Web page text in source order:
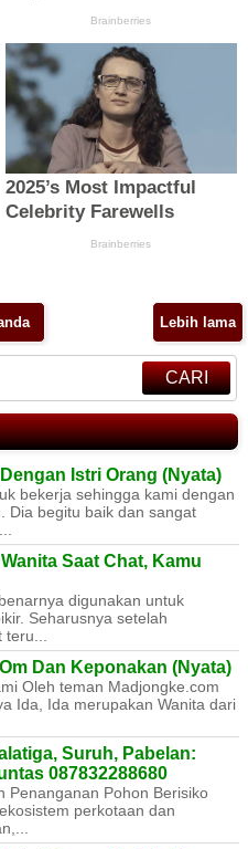
Lebih lama
CARI
Istri Orang (Nyata)
bekerja sehingga kami dengan
Dia begitu baik dan sangat
Saat Chat, Kamu
digunakan untuk
Seharusnya setelah
Dan Keponakan (Nyata)
Oleh teman Madjongke.com
Ida, Ida merupakan Wanita dari
Suruh, Pabelan:
087832288680
Penanganan Pohon Berisiko
perkotaan dan